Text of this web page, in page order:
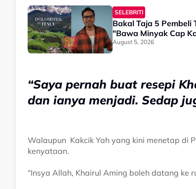
SELEBRITI
Bakal Taja 5
"Bawa Minyak Cap
August 5, 2026
“Saya pernah buat resepi
dan ianya menjadi. Sedap
Walaupun Kakcik Yah yang kini menetap di
kenyataan.
“Insya Allah, Khairul Aming boleh datang ke